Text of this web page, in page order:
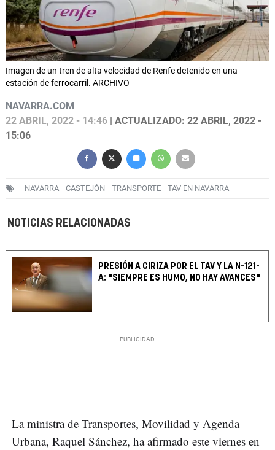
Imagen de un tren de alta velocidad de Renfe detenido en una
estación de ferrocarril. ARCHIVO
NAVARRA.COM
22 ABRIL, 2022 - 14:46 | ACTUALIZADO: 22 ABRIL, 2022 -
15:06
NAVARRA CASTEJÓN TRANSPORTE TAV EN NAVARRA
NOTICIAS RELACIONADAS
PRESIÓN A CIRIZA POR EL TAV Y LA N-121-
A: "SIEMPRE ES HUMO, NO HAY AVANCES"
La ministra de Transportes, Movilidad y Agenda
Urbana, Raquel Sánchez, ha afirmado este viernes en